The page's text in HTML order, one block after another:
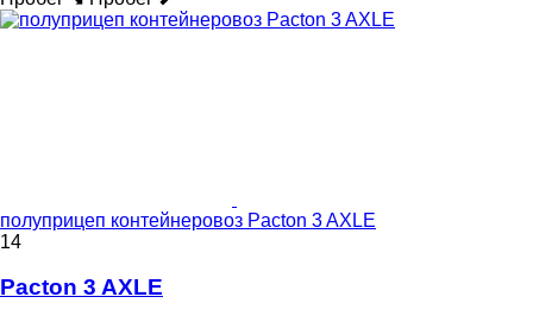
полуприцеп контейнеровоз Pacton 3 AXLE
14
Pacton 3 AXLE